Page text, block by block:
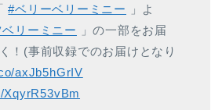
#ベリーベリーミニー
」よ
リーミニー
」の一部をお届
！(事前収録でのお届けとなり
axJb5hGrIV